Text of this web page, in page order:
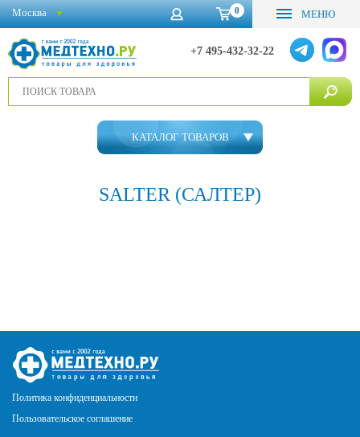
0 МЕНЮ
+7 495-432-32-22
Москва
КАТАЛОГ ТОВАРОВ
SALTER (САЛТЕР)
Политика конфиденциальности
Пользовательское соглашение